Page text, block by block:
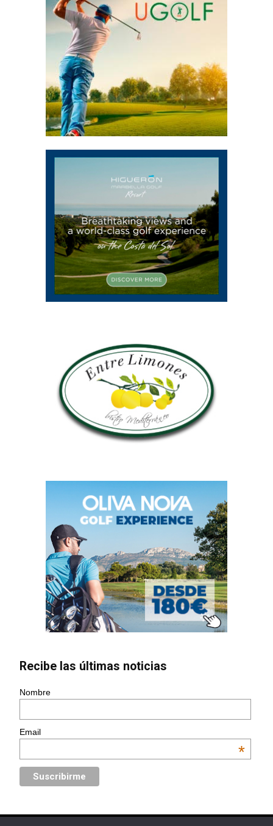
Recibe las últimas noticias
Nombre
Email
*